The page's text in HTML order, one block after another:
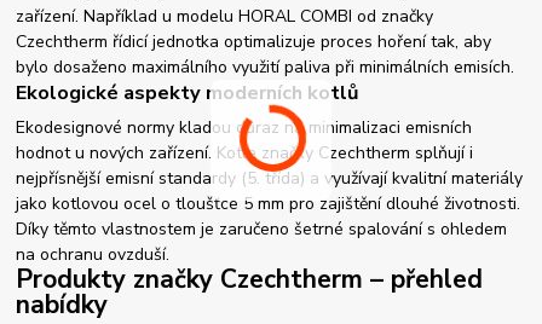
zařízení. Například u modelu HORAL COMBI od značky
Czechtherm řídicí jednotka optimalizuje proces hoření tak, aby
bylo dosaženo maximálního využití paliva při minimálních emisích.
Ekologické aspekty moderních kotlů
Ekodesignové normy kladou důraz na minimalizaci emisních
hodnot u nových zařízení. Kotle značky Czechtherm splňují i
nejpřísnější emisní standardy (5. třída) a využívají kvalitní materiály
jako kotlovou ocel o tloušťce 5 mm pro zajištění dlouhé životnosti.
Díky těmto vlastnostem je zaručeno šetrné spalování s ohledem
na ochranu ovzduší.
Produkty značky Czechtherm – přehled
nabídky